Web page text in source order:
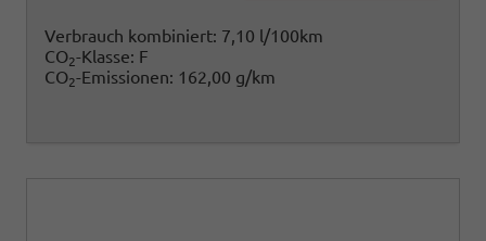
Verbrauch kombiniert: 7,10 l/100km
CO2-Klasse: F
CO2-Emissionen: 162,00 g/km